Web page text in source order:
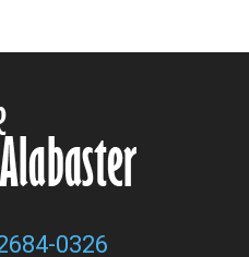
0326